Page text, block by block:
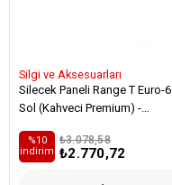
Silgi ve Aksesuarları
Silecek Paneli Range T Euro-6
Sol (Kahveci Premium) -
₺2.770,72
₺3.078,58
%10
i̇ndirim